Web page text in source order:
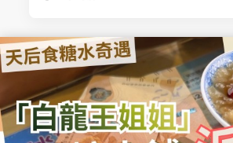
Copyright © 東周網 版權所有 . 不得轉載
©Eastweek.com.hk. All rights reserved.